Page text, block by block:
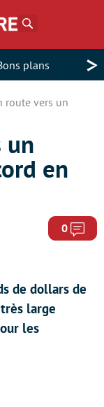
plans >
route vers un
un
en
0
de dollars de
large
les